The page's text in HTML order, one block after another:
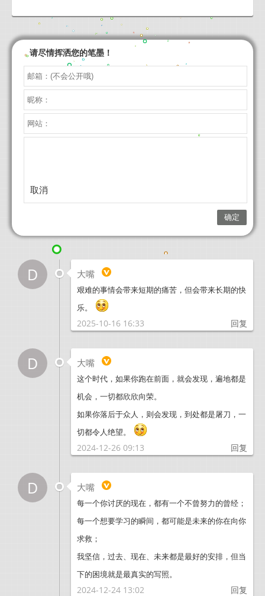
请尽情挥洒您的笔墨！
取消
D 大嘴
艰难的事情会带来短期的痛苦，但会带来长期的快
乐。
2025-10-16 16:33 回复
D 大嘴
这个时代，如果你跑在前面，就会发现，遍地都是
机会，一切都欣欣向荣。
如果你落后于众人，则会发现，到处都是屠刀，一
切都令人绝望。
2024-12-26 09:13 回复
D 大嘴
每一个你讨厌的现在，都有一个不曾努力的曾经；
每一个想要学习的瞬间，都可能是未来的你在向你
求救；
我坚信，过去、现在、未来都是最好的安排，但当
下的困境就是最真实的写照。
2024-12-24 13:02 回复